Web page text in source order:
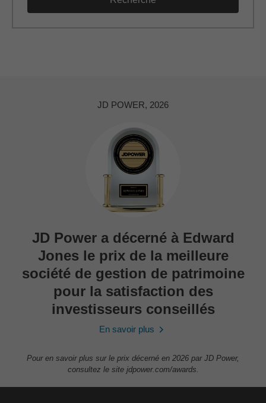
JD POWER, 2026
JD Power a décerné à Edward
Jones le prix de la meilleure
société de gestion de patrimoine
pour la satisfaction des
investisseurs conseillés
En savoir plus
Pour en savoir plus sur le prix décerné en 2026 par JD Power,
consultez le site jdpower.com/awards.